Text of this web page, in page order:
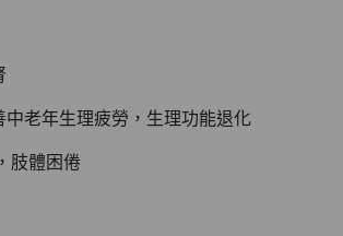
中老年生理疲勞，生理功能退化
肢體困倦